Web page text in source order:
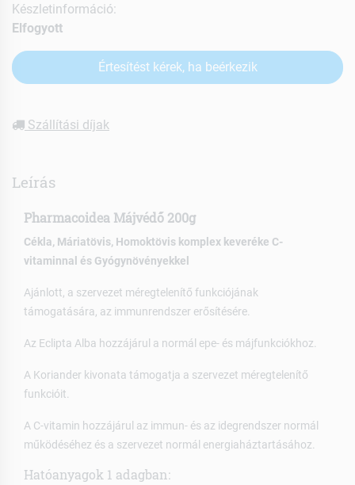
Készletinformáció:
Elfogyott
Értesítést kérek, ha beérkezik
Szállítási díjak
Leírás
Pharmacoidea Májvédő 200g
Cékla, Máriatövis, Homoktövis komplex keveréke C-
vitaminnal és Gyógynövényekkel
Ajánlott, a szervezet méregtelenítő funkciójának
támogatására, az immunrendszer erősítésére.
Az Eclipta Alba hozzájárul a normál epe- és májfunkciókhoz.
A Koriander kivonata támogatja a szervezet méregtelenítő
funkcióit.
A C-vitamin hozzájárul az immun- és az idegrendszer normál
működéséhez és a szervezet normál energiaháztartásához.
Hatóanyagok 1 adagban: